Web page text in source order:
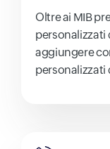
Oltre ai MIB
personalizzati
aggiungere
personalizzati